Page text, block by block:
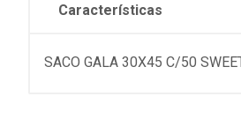
Características
SACO GALA 30X45 C/50